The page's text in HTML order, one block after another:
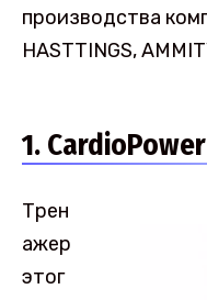
производства
HASTTINGS,
1.
Трен
ажер
этог